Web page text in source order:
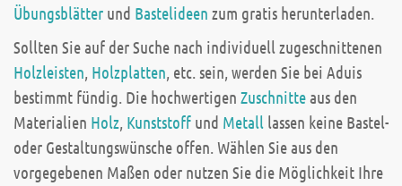
Übungsblätter und Bastelideen zum gratis herunterladen.
Sollten Sie auf der Suche nach individuell zugeschnittenen
Holzleisten, Holzplatten, etc. sein, werden Sie bei Aduis
bestimmt fündig. Die hochwertigen Zuschnitteaus den
Materialien Holz, Kunststoff und Metall lassen keine Bastel-
oder Gestaltungswünsche offen. Wählen Sie aus den
vorgegebenen Maßen oder nutzen Sie die Möglichkeit Ihre